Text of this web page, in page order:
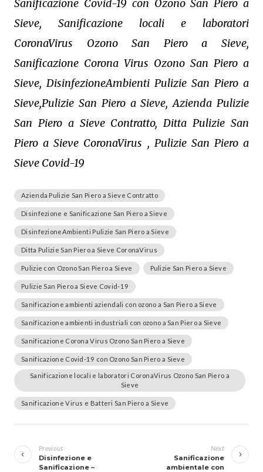
Sanificazione Covid-19 con Ozono San Piero a
Sieve, Sanificazione locali e laboratori
CoronaVirus Ozono San Piero a Sieve,
Sanificazione Corona Virus Ozono San Piero a
Sieve, DisinfezioneAmbienti Pulizie San Piero a
Sieve,Pulizie San Piero a Sieve, Azienda Pulizie
San Piero a Sieve Contratto, Ditta Pulizie San
Piero a Sieve CoronaVirus , Pulizie San Piero a
Sieve Covid-19
Azienda Pulizie San Piero a Sieve Contratto
Disinfezione e Sanificazione San Piero a Sieve
DisinfezioneAmbienti Pulizie San Piero a Sieve
Ditta Pulizie San Piero a Sieve CoronaVirus
Pulizie con Ozono San Piero a Sieve Pulizie San Piero a Sieve
Pulizie San Piero a Sieve Covid-19
Sanificazione ambienti aziendali con ozono a San Piero a Sieve
Sanificazione ambienti industriali con ozono a San Piero a Sieve
Sanificazione Corona Virus Ozono San Piero a Sieve
Sanificazione Covid-19 con Ozono San Piero a Sieve
Sanificazione locali e laboratori CoronaVirus Ozono San Piero a
Sieve
Sanificazione Virus e Batteri San Piero a Sieve
articoli
Previous
Disinfezione e
Sanificazione –
Next
Sanificazione
ambientale con